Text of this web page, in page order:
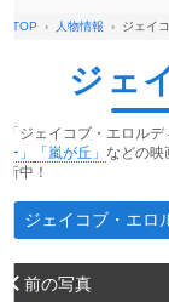
TOP 人物情報 ジェイ
ジェ
「ジェイコブ・エロル
ー」
「嵐が丘」 などの映
新中！
ジェイコブ・エロ
前の写真